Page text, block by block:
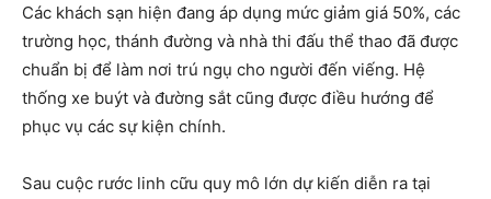
Các khách sạn hiện đang áp dụng mức giảm giá 50%, các
trường học, thánh đường và nhà thi đấu thể thao đã được
chuẩn bị để làm nơi trú ngụ cho người đến viếng. Hệ
thống xe buýt và đường sắt cũng được điều hướng để
phục vụ các sự kiện chính.
Sau cuộc rước linh cữu quy mô lớn dự kiến diễn ra tại